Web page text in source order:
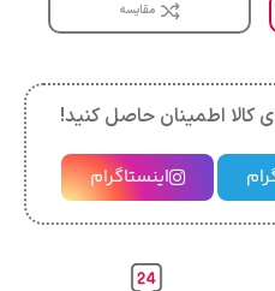
مقایسه
کالا اطمینان حاصل کنید!
اینستاگرام